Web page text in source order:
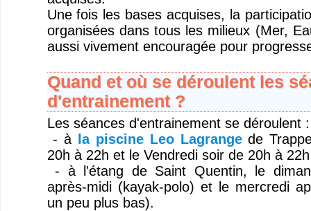
Une fois les bases acquises, la
organisées dans tous les milieux (Mer,
aussi vivement encouragée pour
Quand et où se déroulent les
d'entrainement ?
Les séances d'entrainement se déroulent :
- à
la piscine Leo Lagrangede
20h à 22h et le Vendredi soir de 20h à
- à l'étang de Saint Quentin, le
après-midi (kayak-polo) et le mercredi
un peu plus bas).